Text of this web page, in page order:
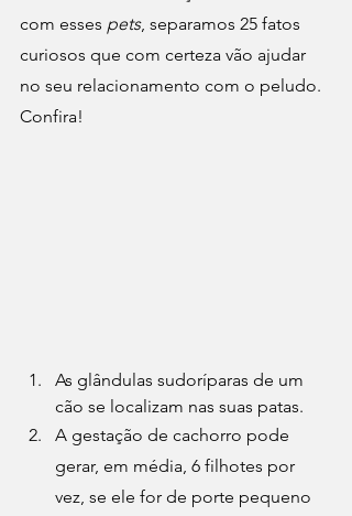
com esses pets, separamos 25 fatos
curiosos que com certeza vão ajudar
no seu relacionamento com o peludo.
Confira!
As glândulas sudoríparas de um
cão se localizam nas suas patas.
A gestação de cachorro pode
gerar, em média, 6 filhotes por
vez, se ele for de porte pequeno